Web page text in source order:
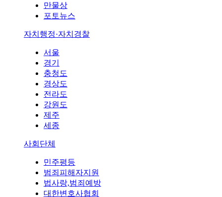
만물상
포토뉴스
자치행정·자치경찰
서울
경기
충청도
경상도
전라도
강원도
제주
세종
사회단체
민주평등
범죄피해자지원
법사랑,범죄예방
대한변호사협회